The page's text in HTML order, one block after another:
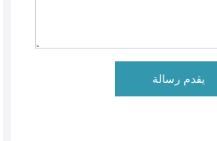
يقدم رسالة